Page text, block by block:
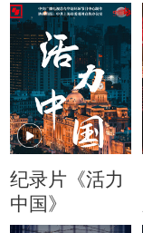
纪录片《活力
中国》